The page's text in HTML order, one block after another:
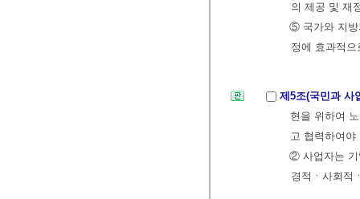
의 제공 및 재
⑤ 국가와 지방
정에 효과적
제5조(국민과 사
현을 위하여
고 협력하여야
② 사업자는
경적ㆍ사회적